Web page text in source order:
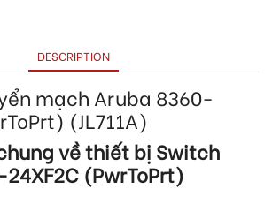
DESCRIPTION
mạch Aruba 8360-
(JL711A)
về thiết bị Switch
(PwrToPrt)